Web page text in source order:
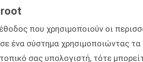
που χρησιμοποιούν οι
σε ένα σύστημα χρησιμοποιώντας
σας υπολογιστή, τότε